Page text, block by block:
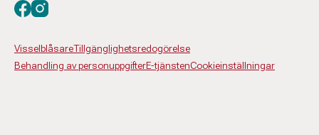
VisselblåsareTillgänglighetsredogörelse
Behandling av personuppgifterE-tjänstenCookieinställningar
Besök oss på facebook
Besök oss på instagram